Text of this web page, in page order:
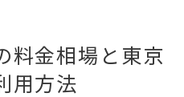
料金相場と東京
用方法